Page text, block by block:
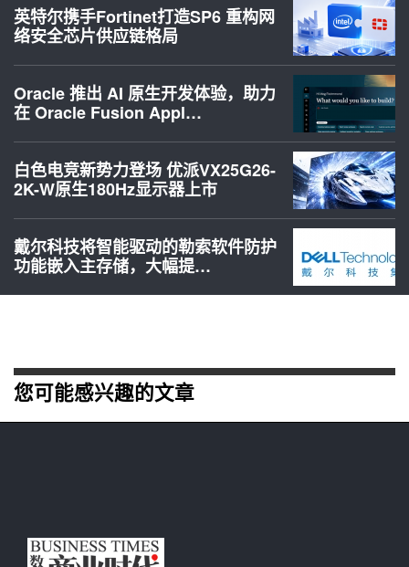
英特尔携手Fortinet打造SP6 重构网
络安全芯片供应链格局
Oracle 推出 AI 原生开发体验，助力
在 Oracle Fusion Appl…
白色电竞新势力登场 优派VX25G26-
2K-W原生180Hz显示器上市
戴尔科技将智能驱动的勒索软件防护
功能嵌入主存储，大幅提…
您可能感兴趣的文章